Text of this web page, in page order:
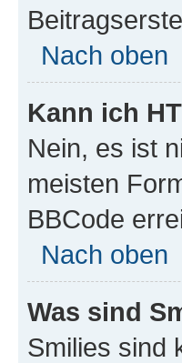
Nach oben
Kann ich
Nein, es ist
meisten
BBCode
Nach oben
Was sind
Smilies sind